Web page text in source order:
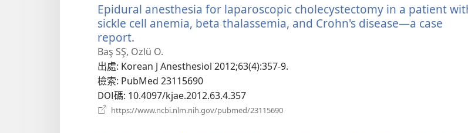
Epidural anesthesia for laparoscopic cholecystectomy in a patient
sickle cell anemia, beta thalassemia, and Crohn's disease—a case
report.
啟
新
視
窗）
Baş SŞ, Ozlü O.
出處‎: Korean J Anesthesiol 2012;63(4):357-9.
檢索‎: PubMed 23115690
DOI碼‎: 10.4097/kjae.2012.63.4.357
https://www.ncbi.nlm.nih.gov/pubmed/23115690